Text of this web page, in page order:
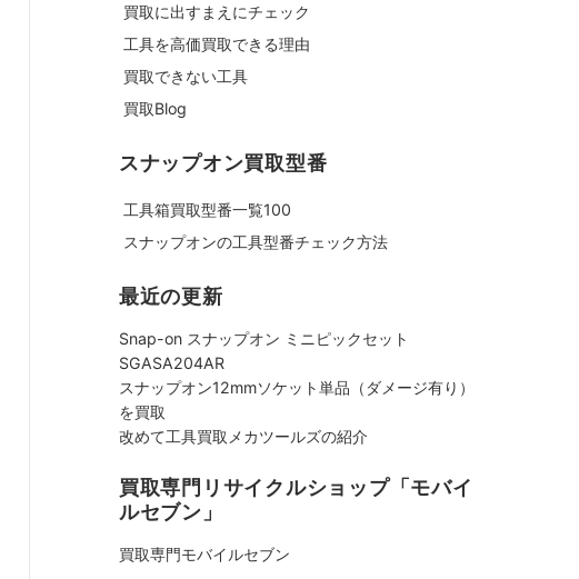
買取に出すまえにチェック
工具を高価買取できる理由
買取できない工具
買取Blog
スナップオン買取型番
工具箱買取型番一覧100
スナップオンの工具型番チェック方法
最近の更新
Snap-on スナップオン ミニピックセット
SGASA204AR
スナップオン12mmソケット単品（ダメージ有り）
を買取
改めて工具買取メカツールズの紹介
買取専門リサイクルショップ「モバイ
ルセブン」
買取専門モバイルセブン